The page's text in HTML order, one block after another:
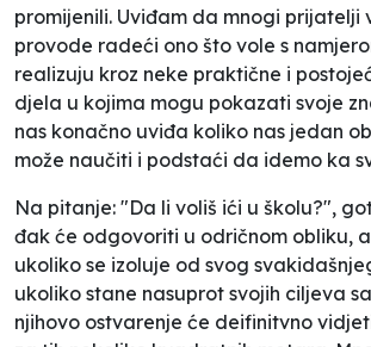
promijenili. Uviđam da mnogi prijatelji
provode radeći ono što vole s
realizuju kroz neke praktične i
djela u kojima mogu pokazati svoje
nas konačno uviđa koliko nas jedan
može naučiti i podstaći da idemo ka
Na pitanje: "Da li voliš ići u školu?",
đak će odgovoriti u odričnom obliku,
ukoliko se izoluje od svog
ukoliko stane nasuprot svojih ciljeva
njihovo ostvarenje će deifinitvno